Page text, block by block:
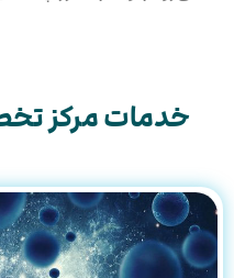
خدمات مرکز